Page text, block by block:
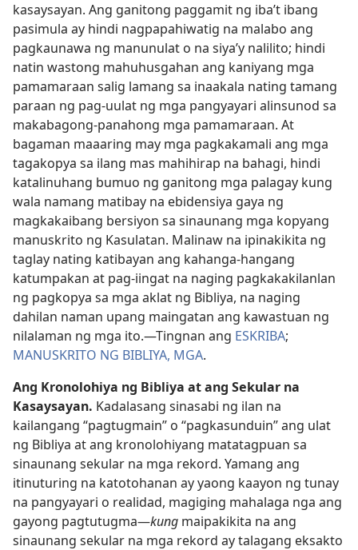
kasaysayan. Ang ganitong paggamit ng iba’t ibang
pasimula ay hindi nagpapahiwatig na malabo ang
pagkaunawa ng manunulat o na siya’y nalilito; hindi
natin wastong mahuhusgahan ang kaniyang mga
pamamaraan salig lamang sa inaakala nating tamang
paraan ng pag-uulat ng mga pangyayari alinsunod sa
makabagong-panahong mga pamamaraan. At
bagaman maaaring may mga pagkakamali ang mga
tagakopya sa ilang mas mahihirap na bahagi, hindi
katalinuhang bumuo ng ganitong mga palagay kung
wala namang matibay na ebidensiya gaya ng
magkakaibang bersiyon sa sinaunang mga kopyang
manuskrito ng Kasulatan. Malinaw na ipinakikita ng
taglay nating katibayan ang kahanga-hangang
katumpakan at pag-iingat na naging pagkakakilanlan
ng pagkopya sa mga aklat ng Bibliya, na naging
dahilan naman upang maingatan ang kawastuan ng
nilalaman ng mga ito.​—Tingnan ang ESKRIBA;
MANUSKRITO NG BIBLIYA, MGA.
Ang Kronolohiya ng Bibliya at ang Sekular na
Kasaysayan. Kadalasang sinasabi ng ilan na
kailangang “pagtugmain” o “pagkasunduin” ang ulat
ng Bibliya at ang kronolohiyang matatagpuan sa
sinaunang sekular na mga rekord. Yamang ang
itinuturing na katotohanan ay yaong kaayon ng tunay
na pangyayari o realidad, magiging mahalaga nga ang
gayong pagtutugma​—kung maipakikita na ang
sinaunang sekular na mga rekord ay talagang eksakto